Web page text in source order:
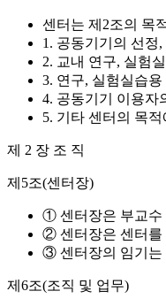
센터는 제2조의 목
1. 공동기기의 선정,
2. 교내 연구, 실험
3. 연구, 실험실습
4. 공동기기 이용자
5. 기타 센터의 목
제 2 장 조 직
제5조(센터장)
① 센터장은 부교수
② 센터장은 센터를
③ 센터장의 임기는
제6조(조직 및 업무)